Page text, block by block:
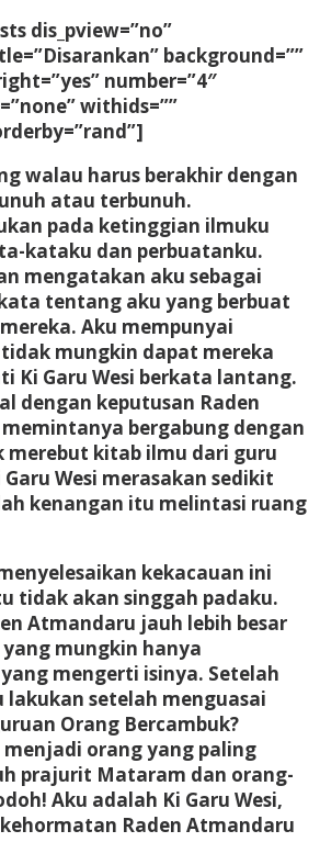
dis_pview=”no”
background=””
number=”4″
withids=””
walau harus berakhir dengan
atau terbunuh.
pada ketinggian ilmuku
kataku dan perbuatanku.
mengatakan aku sebagai
tentang aku yang berbuat
Aku mempunyai
mungkin dapat mereka
Ki Garu Wesi berkata lantang.
dengan keputusan Raden
bergabung dengan
merebut kitab ilmu dari guru
Wesi merasakan sedikit
kenangan itu melintasi ruang
kekacauan ini
tidak akan singgah padaku.
Atmandaru jauh lebih besar
mungkin hanya
mengerti isinya. Setelah
lakukan setelah menguasai
Orang Bercambuk?
orang yang paling
prajurit Mataram dan orang-
Aku adalah Ki Garu Wesi,
Raden Atmandaru